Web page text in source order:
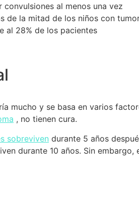
al menos una vez
de la mitad de los niños con
al 28% de los pacientes
mucho y se basa en varios
, no tienen cura.
sobreviven durante 5 años
durante 10 años. Sin embargo,